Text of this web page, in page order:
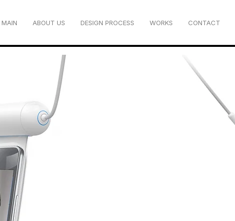
MAIN ABOUT US DESIGN PROCESS WORKS CONTACT